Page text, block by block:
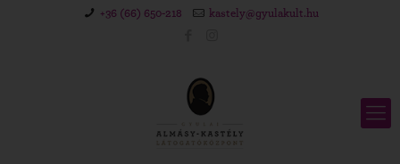
+36 (66) 650-218 kastely@gyulakult.hu